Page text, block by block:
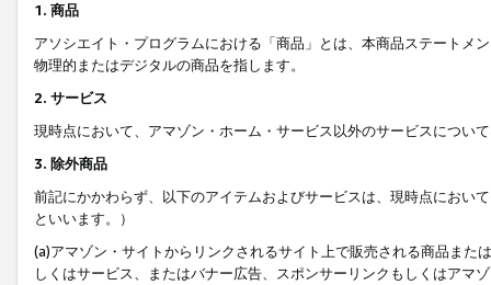
1. 商品
アソシエイト・プログラムにおける「商品」とは、本商品ステートメ
物理的またはデジタルの商品を指します。
2. サービス
現時点において、アマゾン・ホーム・サービス以外のサービスについ
3. 除外商品
前記にかかわらず、以下のアイテムおよびサービスは、現時点におい
といいます。）
(a)アマゾン・サイトからリンクされるサイト上で販売される商品ま
しくはサービス、またはバナー広告、スポンサーリンクもしくはアマ